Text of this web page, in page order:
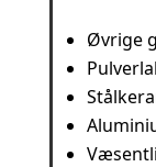
Øvrige